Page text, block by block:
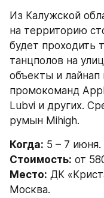
Из Калужской
на территорию
будет проходить
танцполов на
объекты и лайнап
промокоманд
Lubvi и других.
румын Mihigh.
Когда: 5 – 7 июня.
Стоимость: от
Место: ДК
Москва.